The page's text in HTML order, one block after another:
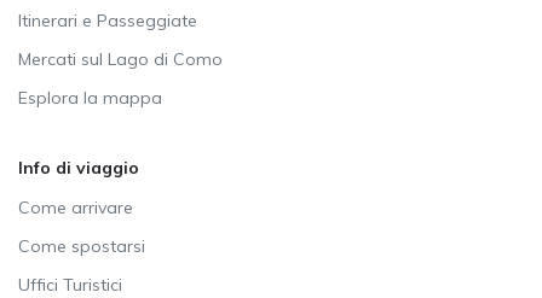
Itinerari e Passeggiate
Mercati sul Lago di Como
Esplora la mappa
Info di viaggio
Come arrivare
Come spostarsi
Uffici Turistici